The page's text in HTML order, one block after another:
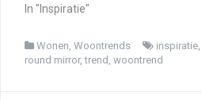
In "Inspiratie"
Wonen Woontrends inspiratie
round mirror,trend woontrend